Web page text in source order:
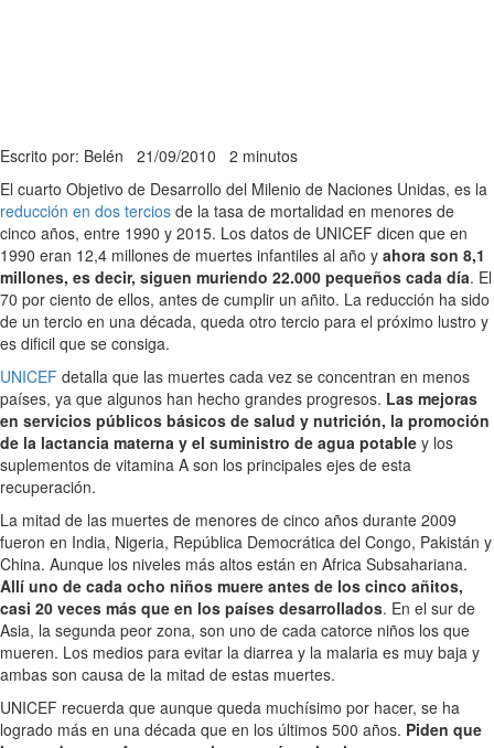
Escrito por: Belén 21/09/2010 2 minutos
El cuarto Objetivo de Desarrollo del Milenio de Naciones Unidas, es la
reducción en dos tercios de la tasa de mortalidad en menores de
cinco años, entre 1990 y 2015. Los datos de UNICEF dicen que en
1990 eran 12,4 millones de muertes infantiles al año y ahora son 8,1
millones, es decir, siguen muriendo 22.000 pequeños cada día. El
70 por ciento de ellos, antes de cumplir un añito. La reducción ha sido
de un tercio en una década, queda otro tercio para el próximo lustro y
es dificil que se consiga.
UNICEF detalla que las muertes cada vez se concentran en menos
países, ya que algunos han hecho grandes progresos. Las mejoras
en servicios públicos básicos de salud y nutrición, la promoción
de la lactancia materna y el suministro de agua potable y los
suplementos de vitamina A son los principales ejes de esta
recuperación.
La mitad de las muertes de menores de cinco años durante 2009
fueron en India, Nigeria, República Democrática del Congo, Pakistán y
China. Aunque los niveles más altos están en Africa Subsahariana.
Allí uno de cada ocho niños muere antes de los cinco añitos,
casi 20 veces más que en los países desarrollados. En el sur de
Asia, la segunda peor zona, son uno de cada catorce niños los que
mueren. Los medios para evitar la diarrea y la malaria es muy baja y
ambas son causa de la mitad de estas muertes.
UNICEF recuerda que aunque queda muchísimo por hacer, se ha
logrado más en una década que en los últimos 500 años. Piden que